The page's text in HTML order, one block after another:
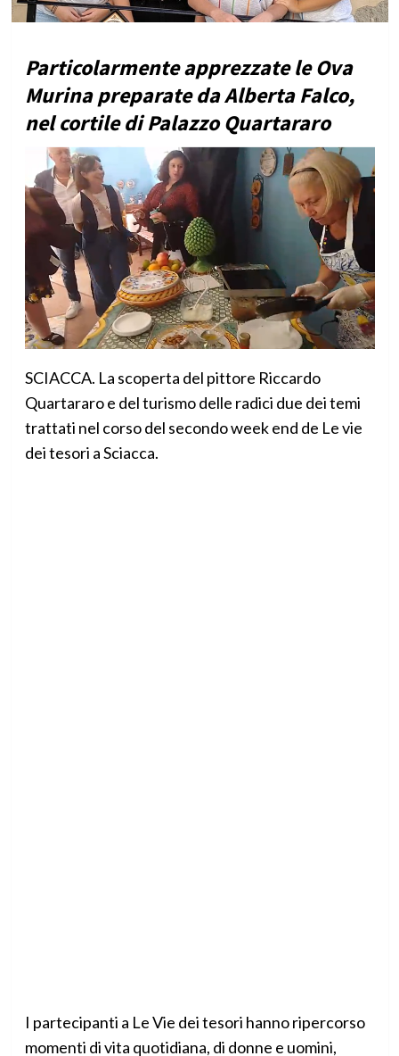
Particolarmente apprezzate le Ova
Murina preparate da Alberta Falco,
nel cortile di Palazzo Quartararo
SCIACCA. La scoperta del pittore Riccardo
Quartararo e del turismo delle radici due dei temi
trattati nel corso del secondo week end de Le vie
dei tesori a Sciacca.
I partecipanti a Le Vie dei tesori hanno ripercorso
momenti di vita quotidiana, di donne e uomini,